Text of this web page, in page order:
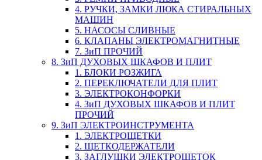
4. РУЧКИ, ЗАМКИ ЛЮКА СТИРАЛЬНЫХ
МАШИН
5. НАСОСЫ СЛИВНЫЕ
6. КЛАПАНЫ ЭЛЕКТРОМАГНИТНЫЕ
7. ЗиП ПРОЧИЙ
8. ЗиП ДУХОВЫХ ШКАФОВ И ПЛИТ
1. БЛОКИ РОЗЖИГА
2. ПЕРЕКЛЮЧАТЕЛИ ДЛЯ ПЛИТ
3. ЭЛЕКТРОКОНФОРКИ
4. ЗиП ДУХОВЫХ ШКАФОВ И ПЛИТ
ПРОЧИЙ
9. ЗиП ЭЛЕКТРОИНСТРУМЕНТА
1. ЭЛЕКТРОЩЕТКИ
2. ЩЕТКОДЕРЖАТЕЛИ
3. ЗАГЛУШКИ ЭЛЕКТРОЩЕТОК